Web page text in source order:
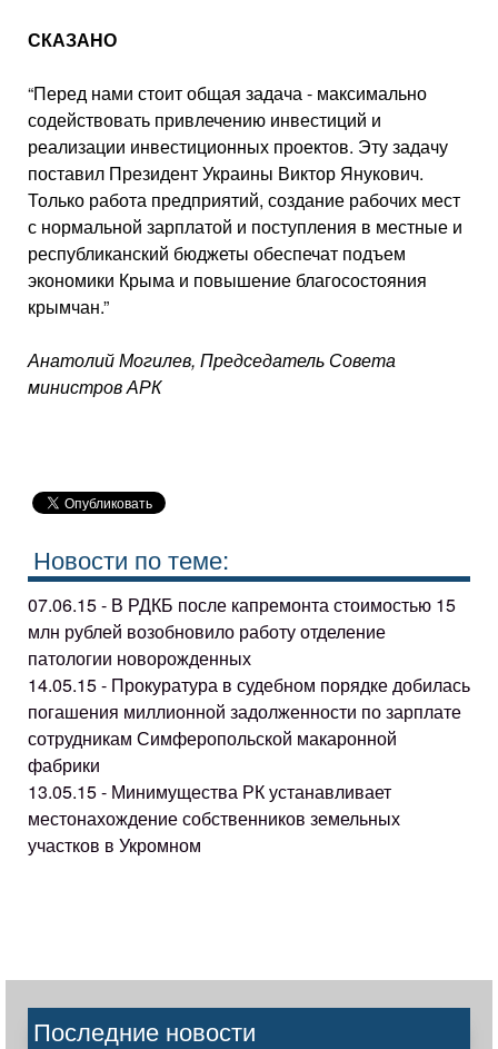
СКАЗАНО
“Перед нами стоит общая задача - максимально
содействовать привлечению инвестиций и
реализации инвестиционных проектов. Эту задачу
поставил Президент Украины Виктор Янукович.
Только работа предприятий, создание рабочих мест
с нормальной зарплатой и поступления в местные и
республиканский бюджеты обеспечат подъем
экономики Крыма и повышение благосостояния
крымчан.”
Анатолий Могилев, Председатель Совета
министров АРК
Новости по теме:
07.06.15 - В РДКБ после капремонта стоимостью 15
млн рублей возобновило работу отделение
патологии новорожденных
14.05.15 - Прокуратура в судебном порядке добилась
погашения миллионной задолженности по зарплате
сотрудникам Симферопольской макаронной
фабрики
13.05.15 - Минимущества РК устанавливает
местонахождение собственников земельных
участков в Укромном
Последние новости